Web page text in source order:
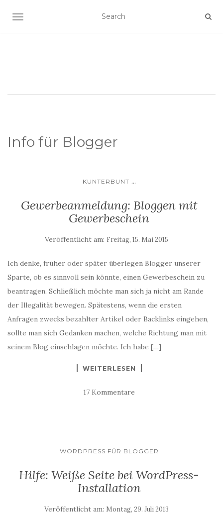
SCHALTE NAVIGATION
Info für Blogger
KUNTERBUNT ...
Gewerbeanmeldung: Bloggen mit
Gewerbeschein
Veröffentlicht am: Freitag, 15. Mai 2015
Ich denke, früher oder später überlegen Blogger unserer
Sparte, ob es sinnvoll sein könnte, einen Gewerbeschein zu
beantragen. Schließlich möchte man sich ja nicht am Rande
der Illegalität bewegen. Spätestens, wenn die ersten
Anfragen zwecks bezahlter Artikel oder Backlinks eingehen,
sollte man sich Gedanken machen, welche Richtung man mit
seinem Blog einschlagen möchte. Ich habe […]
WEITERLESEN
17 Kommentare
WORDPRESS FÜR BLOGGER
Hilfe: Weiße Seite bei WordPress-
Installation
Veröffentlicht am: Montag, 29. Juli 2013